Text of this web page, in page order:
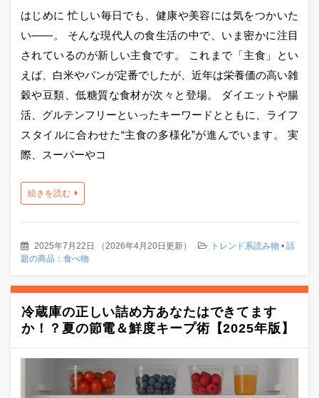
はじめに 忙しい毎日でも、健康や美容には気をつかいた
い——。 そんな現代人の食生活の中で、いま密かに注目
されているのが新しい主食です。 これまで「主食」とい
えば、白米やパンが定番でしたが、近年は栄養価の高い雑
穀や豆類、低糖質な食材が次々と登場。 ダイエットや腸
活、グルテンフリーといったキーワードとともに、ライフ
スタイルに合わせた“主食の多様化”が進んでいます。 実
際、スーパーやコ
続きを読む
2025年7月22日 （2026年4月20日更新） トレンド系読み物 • 話
題の商品：食べ物
冷蔵庫の正しい詰め方あなたはできてます
か！？夏の節電＆鮮度キープ術【2025年版】